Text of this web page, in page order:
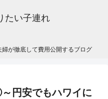
たい子連れ
が徹底して費用公開するブログ
円安でもハワイに